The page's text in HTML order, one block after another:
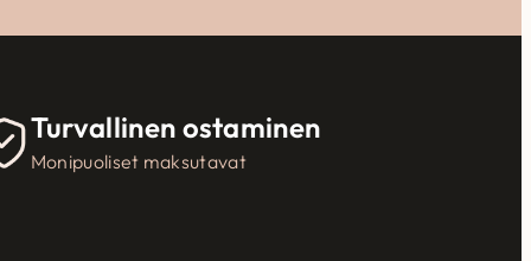
Turvallinen ostaminen
Monipuoliset maksutavat